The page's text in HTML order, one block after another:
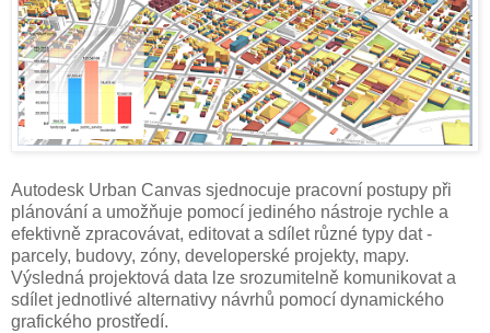
Autodesk Urban Canvas sjednocuje pracovní postupy při
plánování a umožňuje pomocí jediného nástroje rychle a
efektivně zpracovávat, editovat a sdílet různé typy dat -
parcely, budovy, zóny, developerské projekty, mapy.
Výsledná projektová data lze srozumitelně komunikovat a
sdílet jednotlivé alternativy návrhů pomocí dynamického
grafického prostředí.